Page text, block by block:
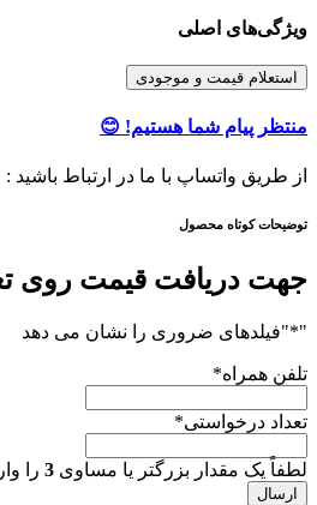
ویژگی‌های اصلی
استعلام قیمت و موجودی
منتظر پیام شما هستیم! 😊
از طریق واتساپ با ما در ارتباط
توضیحات کوتاه محصول
جهت دریافت قیمت روی
"
*"فیلدهای ضروری را نشان می دهد
تلفن همراه*
تعداد درخواستی*
لطفاً یک مقدار بزرگتر یا مساوی 3 را